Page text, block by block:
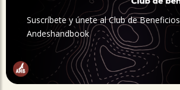
Suscríbete y únete al Club de Beneficios
Andeshandbook